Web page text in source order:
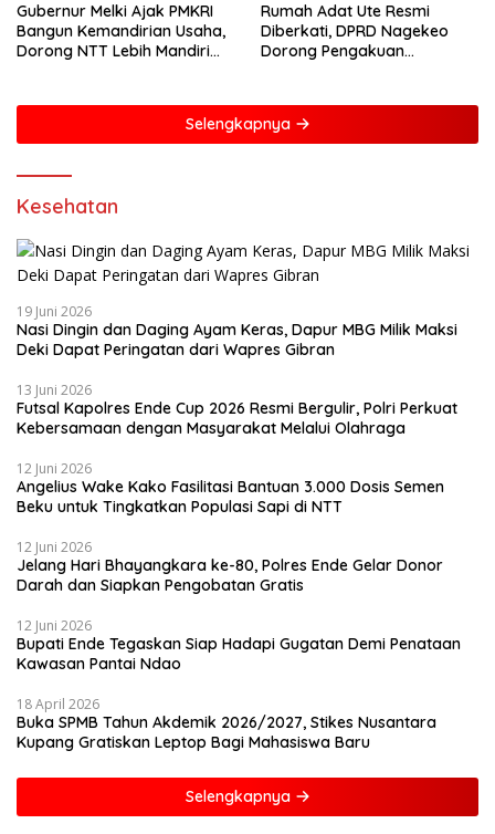
Gubernur Melki Ajak PMKRI
Bangun Kemandirian Usaha,
Dorong NTT Lebih Mandiri
Rumah Adat Ute Resmi
Diberkati, DPRD Nagekeo
Dorong Pengakuan
Selengkapnya
Kesehatan
19 Juni 2026
Nasi Dingin dan Daging Ayam Keras, Dapur MBG Milik Maksi
Deki Dapat Peringatan dari Wapres Gibran
13 Juni 2026
Futsal Kapolres Ende Cup 2026 Resmi Bergulir, Polri Perkuat
Kebersamaan dengan Masyarakat Melalui Olahraga
12 Juni 2026
Angelius Wake Kako Fasilitasi Bantuan 3.000 Dosis Semen
Beku untuk Tingkatkan Populasi Sapi di NTT
12 Juni 2026
Jelang Hari Bhayangkara ke-80, Polres Ende Gelar Donor
Darah dan Siapkan Pengobatan Gratis
12 Juni 2026
Bupati Ende Tegaskan Siap Hadapi Gugatan Demi Penataan
Kawasan Pantai Ndao
18 April 2026
Buka SPMB Tahun Akdemik 2026/2027, Stikes Nusantara
Kupang Gratiskan Leptop Bagi Mahasiswa Baru
Selengkapnya